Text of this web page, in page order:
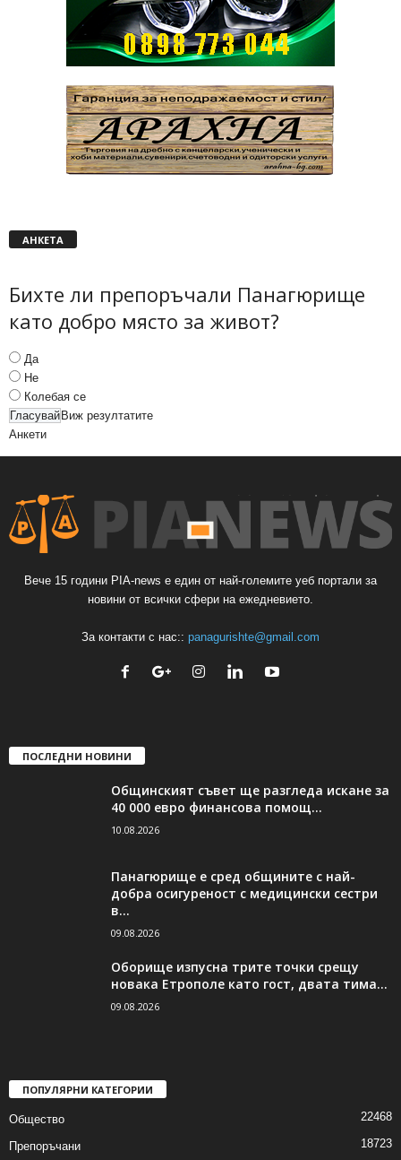
АНКЕТА
Бихте ли препоръчали Панагюрище
като добро място за живот?
Да
Не
Колебая се
Виж резултатите
Анкети
Вече 15 години PIA-news е един от най-големите уеб портали за
новини от всички сфери на ежедневието.
За контакти с нас:: panagurishte@gmail.com
ПОСЛЕДНИ НОВИНИ
Общинският съвет ще разгледа искане за
40 000 евро финансова помощ...
10.08.2026
Панагюрище е сред общините с най-
добра осигуреност с медицински сестри
в...
09.08.2026
Оборище изпусна трите точки срещу
новака Етрополе като гост, двата тима...
09.08.2026
ПОПУЛЯРНИ КАТЕГОРИИ
Общество 22468
Препоръчани 18723